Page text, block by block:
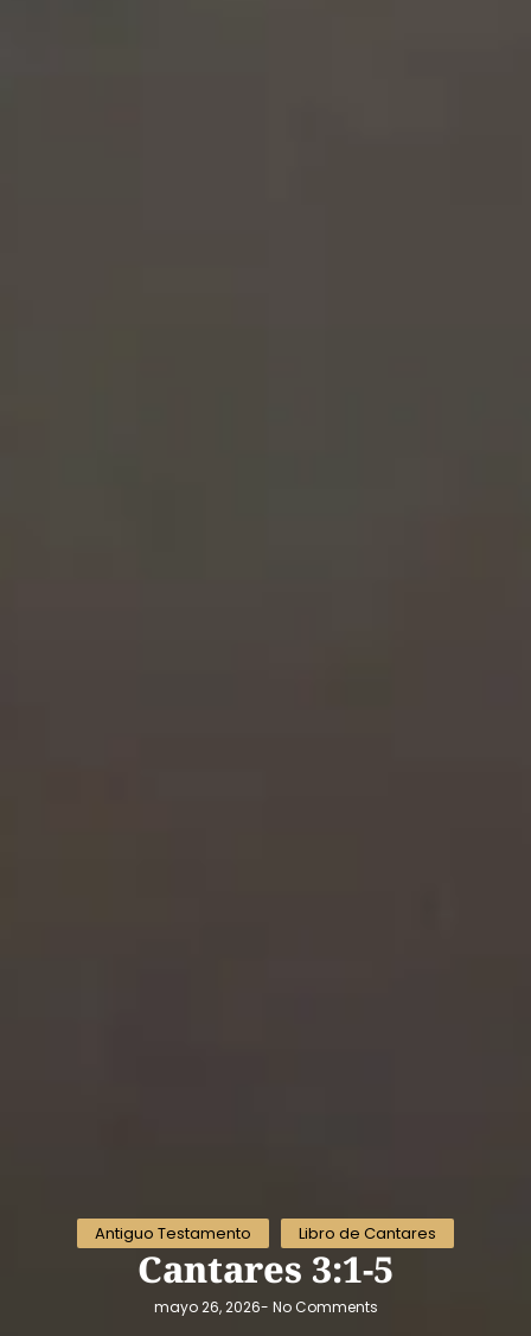
Antiguo Testamento Libro de Cantares
Cantares 3:1-5
mayo 26, 2026- No Comments